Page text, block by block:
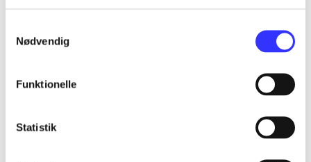
Nødvendig
Funktionelle
Statistik